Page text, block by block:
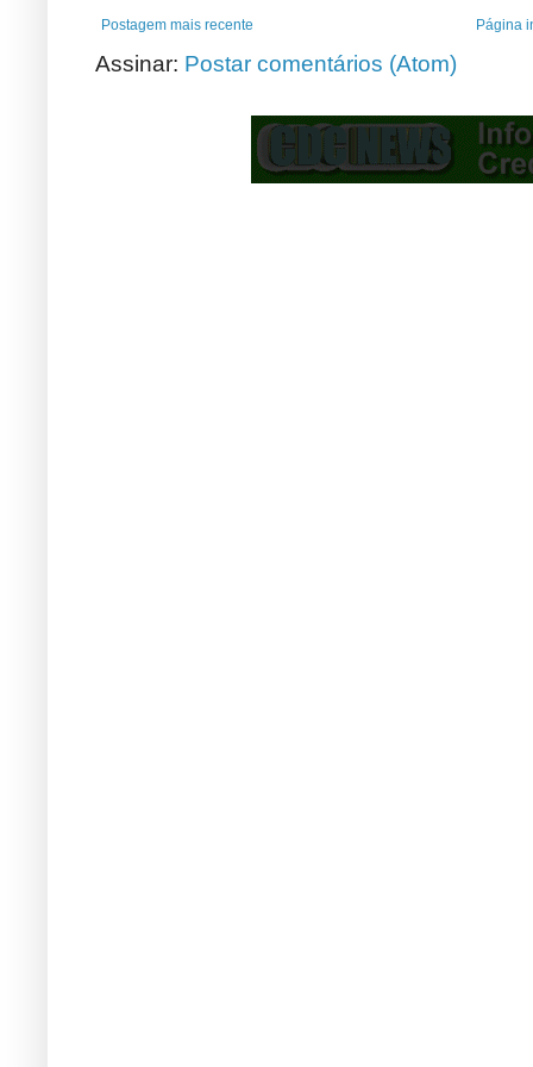
Postagem mais recente Página
Assinar: Postar comentários (Atom)